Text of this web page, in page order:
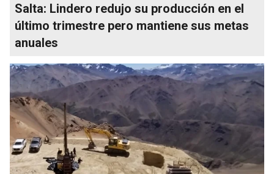
Salta: Lindero redujo su producción en el
último trimestre pero mantiene sus metas
anuales